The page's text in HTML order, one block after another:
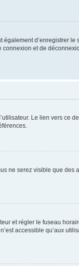
d’enregistrer le
et de
Le lien vers ce
ne serez visible que des
et régler le fuseau
accessible qu’aux